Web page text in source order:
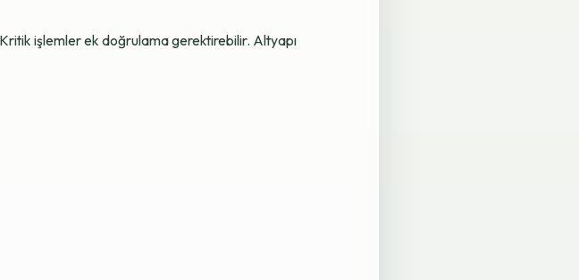
Kritik işlemler ek doğrulama gerektirebilir. Altyapı